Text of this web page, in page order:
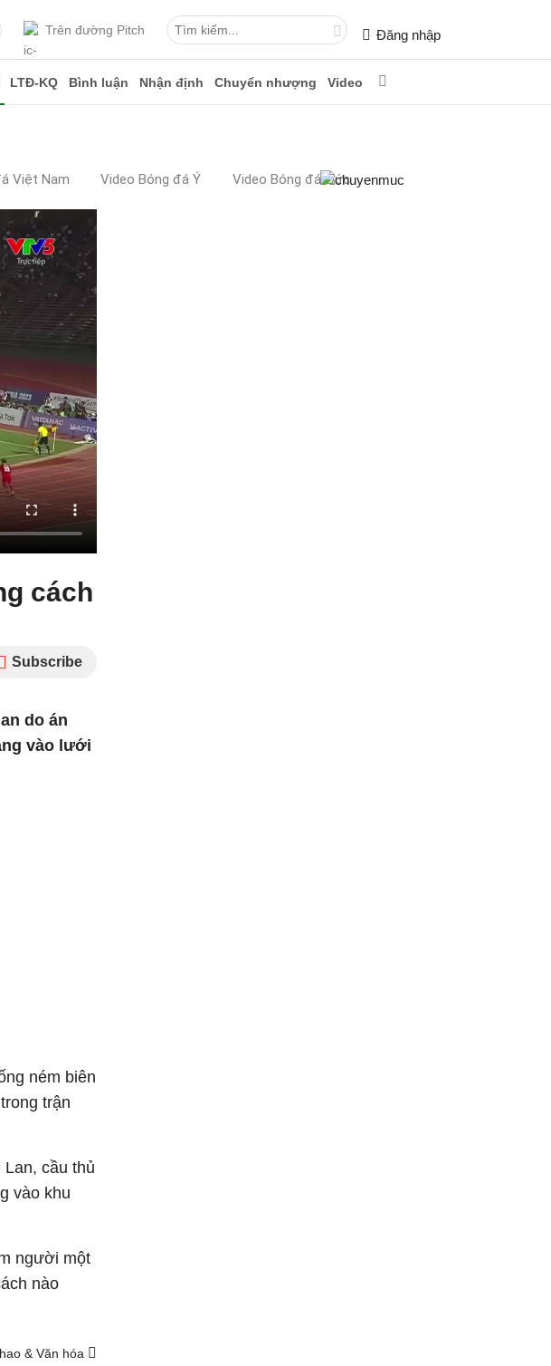
Trên đường Pitch Đăng nhập
LTĐ-KQ Bình luận Nhận định Chuyển nhượng Video
Việt Nam Video Bóng đá Ý Video Bóng đá Đức
cách
Subscribe
do án
vào lưới
ném biên
trận
cầu thủ
vào khu
người một
nào
& Văn hóa